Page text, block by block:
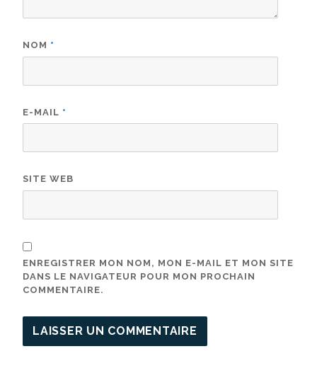
NOM *
E-MAIL *
SITE WEB
ENREGISTRER MON NOM, MON E-MAIL ET MON SITE
DANS LE NAVIGATEUR POUR MON PROCHAIN
COMMENTAIRE.